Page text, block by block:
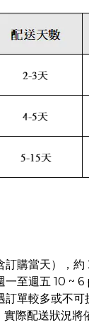
訂購當天），
一至週五 10 ~
訂單較多或不
實際配送狀況將